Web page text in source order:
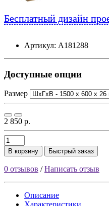
Бесплатный дизайн
Артикул: А181288
Доступные опции
Размер
2 850 р.
В корзину Быстрый заказ
0 отзывов /Написать отзыв
Описание